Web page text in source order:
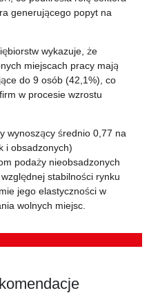
generującego popyt na
wykazuje, że
miejscach pracy mają
do 9 osób (42,1%), co
w procesie wzrostu
wynoszący średnio 0,77 na
i obsadzonych)
podaży nieobsadzonych
stabilności rynku
jego elastyczności w
wolnych miejsc.